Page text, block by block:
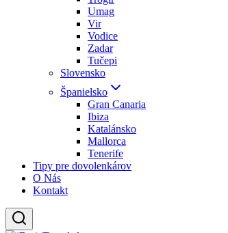
Umag
Vir
Vodice
Zadar
Tučepi
Slovensko
Španielsko
Gran Canaria
Ibiza
Katalánsko
Mallorca
Tenerife
Tipy pre dovolenkárov
O Nás
Kontakt